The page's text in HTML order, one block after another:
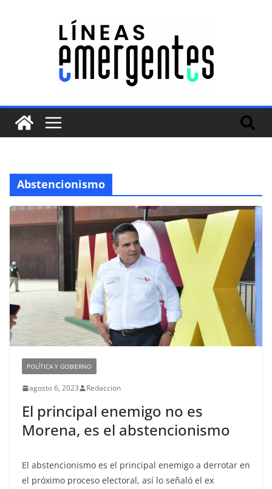
Abstencionismo
POLÍTICA Y GOBIERNO
agosto 6, 2023 Redaccion
El principal enemigo no es
Morena, es el abstencionismo
El abstencionismo es el principal enemigo a derrotar en
el próximo proceso electoral, así lo señaló el ex